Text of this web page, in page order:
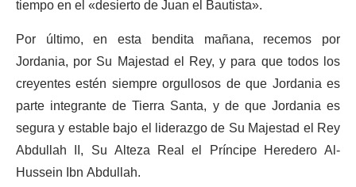
Por último, en esta bendita mañana, recemos por
Jordania, por Su Majestad el Rey, y para que todos los
creyentes estén siempre orgullosos de que Jordania es
parte integrante de Tierra Santa, y de que Jordania es
segura y estable bajo el liderazgo de Su Majestad el Rey
Abdullah II, Su Alteza Real el Príncipe Heredero Al-
Hussein Ibn Abdullah.